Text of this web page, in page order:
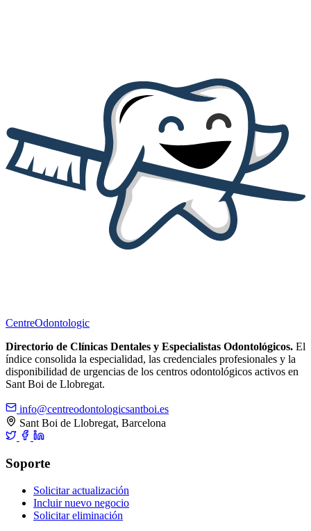
CentreOdontologic
Directorio de Clínicas Dentales y Especialistas Odontológicos. El
índice consolida la especialidad, las credenciales profesionales y la
disponibilidad de urgencias de los centros odontológicos activos en
Sant Boi de Llobregat.
info@centreodontologicsantboi.es
Sant Boi de Llobregat, Barcelona
Soporte
Solicitar actualización
Incluir nuevo negocio
Solicitar eliminación